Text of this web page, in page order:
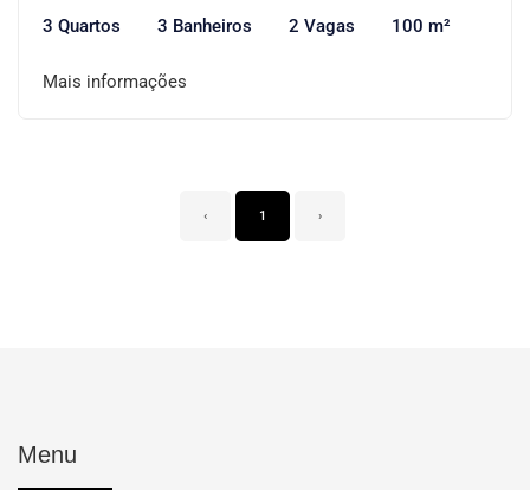
3 Quartos 3 Banheiros 2 Vagas 100 m²
Mais informações
‹ 1 ›
Menu